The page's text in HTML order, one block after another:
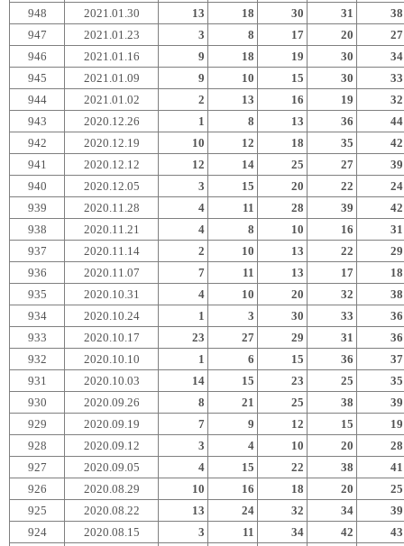
948
2021.01.30 13 18 30 31
38
947
2021.01.23 3 8 17 20
27
946
2021.01.16 9 18 19 30
34
945
2021.01.09 9 10 15 30
33
944
2021.01.02 2 13 16 19
32
943
2020.12.26 1 8 13 36
44
942
2020.12.19 10 12 18 35
42
941
2020.12.12 12 14 25 27
39
940
2020.12.05 3 15 20 22
24
939
2020.11.28 4 11 28 39
42
938
2020.11.21 4 8 10 16
31
937
2020.11.14 2 10 13 22
29
936
2020.11.07 7 11 13 17
18
935
2020.10.31 4 10 20 32
38
934
2020.10.24 1 3 30 33
36
933
2020.10.17 23 27 29 31
36
932
2020.10.10 1 6 15 36
37
931
2020.10.03 14 15 23 25
35
930
2020.09.26 8 21 25 38
39
929
2020.09.19 7 9 12 15
19
928
2020.09.12 3 4 10 20
28
927
2020.09.05 4 15 22 38
41
926
2020.08.29 10 16 18 20
25
925
2020.08.22 13 24 32 34
39
924
2020.08.15 3 11 34 42
43